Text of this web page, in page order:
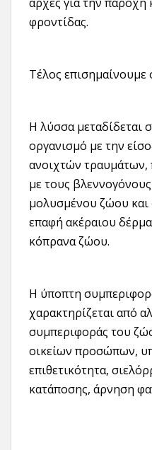
φροντίδας.
Τέλος επισημαίνουμε
Η λύσσα μεταδίδεται
οργανισμό με την
ανοιχτών
με τους
μολυσμένου ζώου και
επαφή ακέραιου
κόπρανα ζώου.
Η ύποπτη
χαρακτηρίζεται από
συμπεριφοράς του
οικείων προσώπων,
επιθετικότητα,
κατάποσης, άρνηση